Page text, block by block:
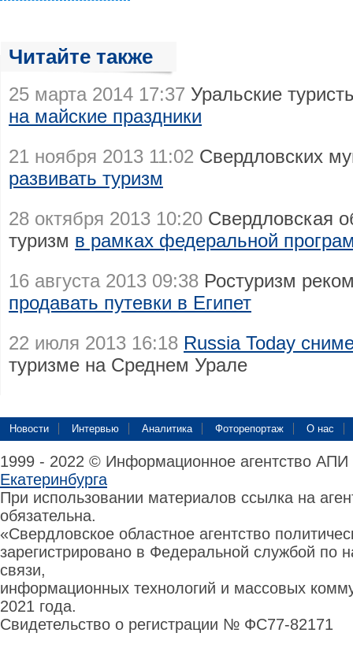
Читайте также
25 марта 2014 17:37 Уральские
на майские праздники
21 ноября 2013 11:02 Свердловских
развивать туризм
28 октября 2013 10:20 Свердловская
туризм в рамках федеральной
16 августа 2013 09:38 Ростуризм
продавать путевки в Египет
22 июля 2013 16:18 Russia Today
туризме на Среднем Урале
Новости Интервью Аналитика Фоторепортаж О нас
1999 - 2022 © Информационное агентство
Екатеринбурга
При использовании материалов ссылка на
обязательна.
«Свердловское областное агентство
зарегистрировано в Федеральной службой по
связи,
информационных технологий и массовых
2021 года.
Свидетельство о регистрации № ФС77-82171